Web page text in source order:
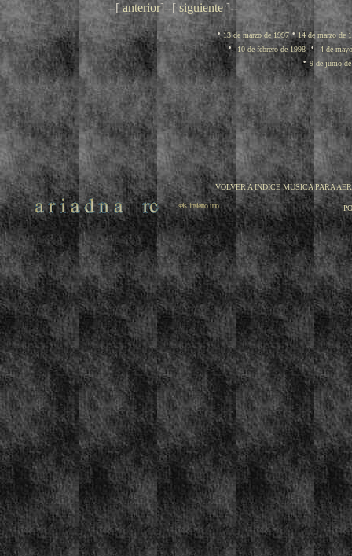
--[anterior]--[ siguiente]--
· 13 de marzo de 1997 · 14 de marzo de
·10 de febrero de 1998 · 4 de
· 9 de junio
VOLVER A INDICE MUSICA PARA
seis invierno uno